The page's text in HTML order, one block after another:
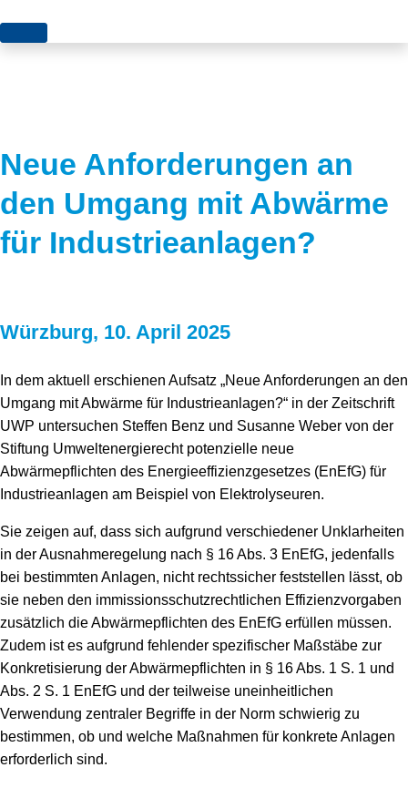
Themen
Flächen
Genehmigungen
Grundsatzfragen
Netze
Sektorenkopplung
Speicher
Stromerzeugung
Wärme
Wasserstoff
News
Blog
Karriere
Stiftungsporträt
Team
Forschungsnetzwerk
Bibliothek
Newsletter
Infomaterial
Schriften zum Umweltenergierecht
Neue Anforderungen an
den Umgang mit Abwärme
für Industrieanlagen?
Würzburg, 10. April 2025
In dem aktuell erschienen Aufsatz „Neue Anforderungen an den
Umgang mit Abwärme für Industrieanlagen?“ in der Zeitschrift
UWP untersuchen Steffen Benz und Susanne Weber von der
Stiftung Umweltenergierecht potenzielle neue
Abwärmepflichten des Energieeffizienzgesetzes (EnEfG) für
Industrieanlagen am Beispiel von Elektrolyseuren.
Sie zeigen auf, dass sich aufgrund verschiedener Unklarheiten
in der Ausnahmeregelung nach § 16 Abs. 3 EnEfG, jedenfalls
bei bestimmten Anlagen, nicht rechtssicher feststellen lässt, ob
sie neben den immissionsschutzrechtlichen Effizienzvorgaben
zusätzlich die Abwärmepflichten des EnEfG erfüllen müssen.
Zudem ist es aufgrund fehlender spezifischer Maßstäbe zur
Konkretisierung der Abwärmepflichten in § 16 Abs. 1 S. 1 und
Abs. 2 S. 1 EnEfG und der teilweise uneinheitlichen
Verwendung zentraler Begriffe in der Norm schwierig zu
bestimmen, ob und welche Maßnahmen für konkrete Anlagen
erforderlich sind.